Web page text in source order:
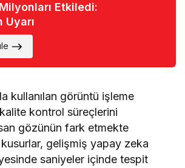
Etkiledi:
Uyarı
kullanılan görüntü işleme
kontrol süreçlerini
gözünün fark etmekte
gelişmiş yapay zeka
saniyeler içinde tespit